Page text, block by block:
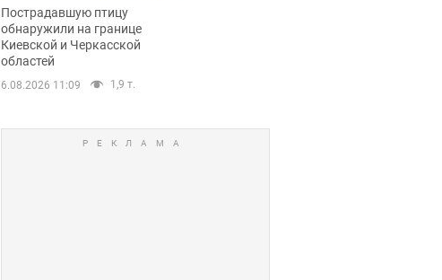
нетипичный маршрут.
Фото
Пострадавшую птицу
обнаружили на границе
Киевской и Черкасской
областей
6.08.2026 11:09 1,9 т.